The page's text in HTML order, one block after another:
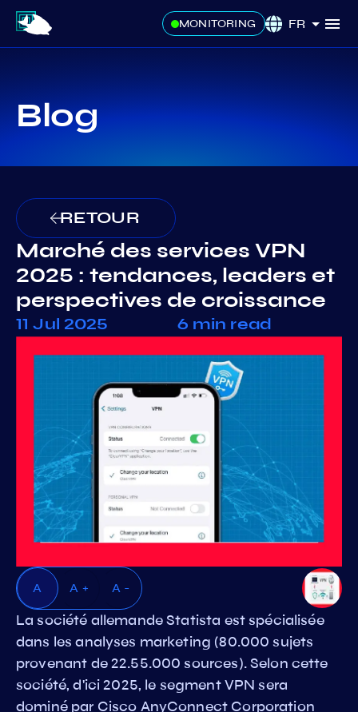
MONITORING FR
Blog
RETOUR
Marché des services VPN
2025 : tendances, leaders et
perspectives de croissance
11 Jul 2025 6 min read
A A + A -
La société allemande Statista est spécialisée
dans les analyses marketing (80.000 sujets
provenant de 22.55.000 sources). Selon cette
société, d'ici 2025, le segment VPN sera
dominé par Cisco AnyConnect Corporation